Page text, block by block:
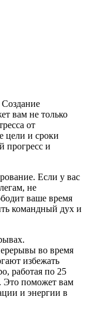
вам не только
от
цели и сроки
прогресс и
Если у вас
не
ваше время
командный дух и
во время
избежать
работая по 25
Это поможет вам
и энергии в